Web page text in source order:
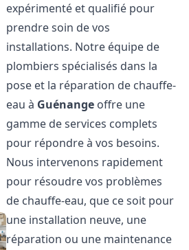
expérimenté et qualifié pour
prendre soin de vos
installations. Notre équipe de
plombiers spécialisés dans la
pose et la réparation de chauffe-
eau à Guénange offre une
gamme de services complets
pour répondre à vos besoins.
Nous intervenons rapidement
pour résoudre vos problèmes
de chauffe-eau, que ce soit pour
une installation neuve, une
réparation ou une maintenance